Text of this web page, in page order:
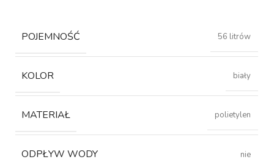
POJEMNOŚĆ 56 litrów
KOLOR biały
MATERIAŁ polietylen
ODPŁYW WODY nie